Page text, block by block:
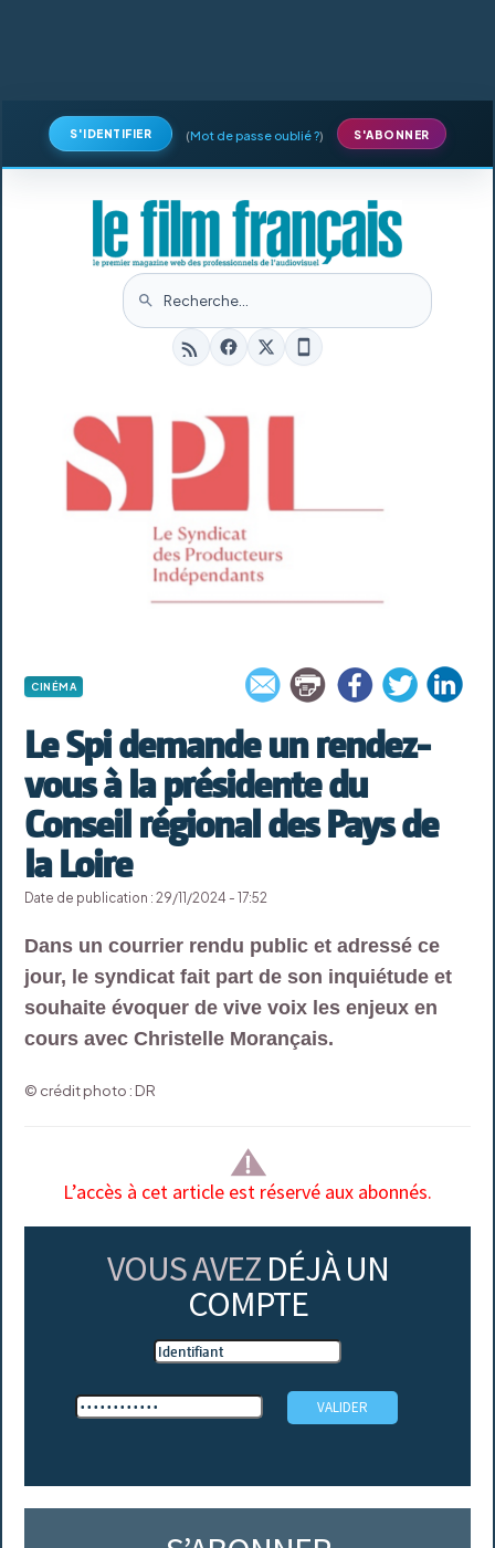
S'IDENTIFIER (Mot de passe oublié ?) S'ABONNER
CINÉMA
Le Spi demande un rendez-
vous à la présidente du
Conseil régional des Pays de
la Loire
Date de publication : 29/11/2024 - 17:52
Dans un courrier rendu public et adressé ce
jour, le syndicat fait part de son inquiétude et
souhaite évoquer de vive voix les enjeux en
cours avec Christelle Morançais.
© crédit photo : DR
L’accès à cet article est réservé aux abonnés.
VOUS AVEZ DÉJÀ UN
COMPTE